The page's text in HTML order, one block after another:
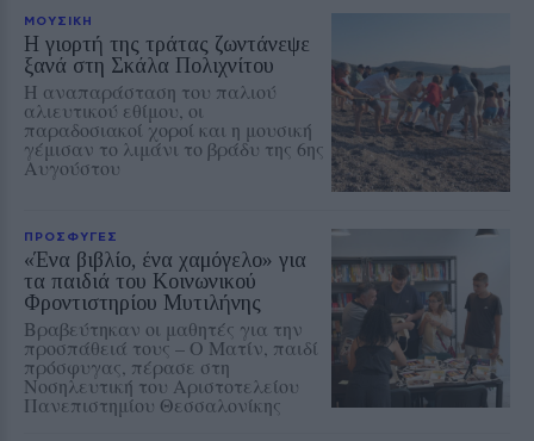
ΜΟΥΣΙΚΗ
Η γιορτή της τράτας ζωντάνεψε
ξανά στη Σκάλα Πολιχνίτου
Η αναπαράσταση του παλιού
αλιευτικού εθίμου, οι
παραδοσιακοί χοροί και η μουσική
γέμισαν το λιμάνι το βράδυ της 6ης
Αυγούστου
ΠΡΟΣΦΥΓΕΣ
«Ένα βιβλίο, ένα χαμόγελο» για
τα παιδιά του Κοινωνικού
Φροντιστηρίου Μυτιλήνης
Βραβεύτηκαν οι μαθητές για την
προσπάθειά τους – Ο Ματίν, παιδί
πρόσφυγας, πέρασε στη
Νοσηλευτική του Αριστοτελείου
Πανεπιστημίου Θεσσαλονίκης